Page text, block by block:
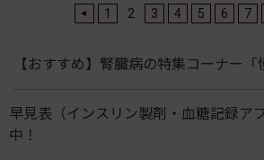
1 2 3 4 5 6 7
【おすすめ】腎臓病の特集コーナー「
早見表（インスリン製剤・血糖記録ア
中！